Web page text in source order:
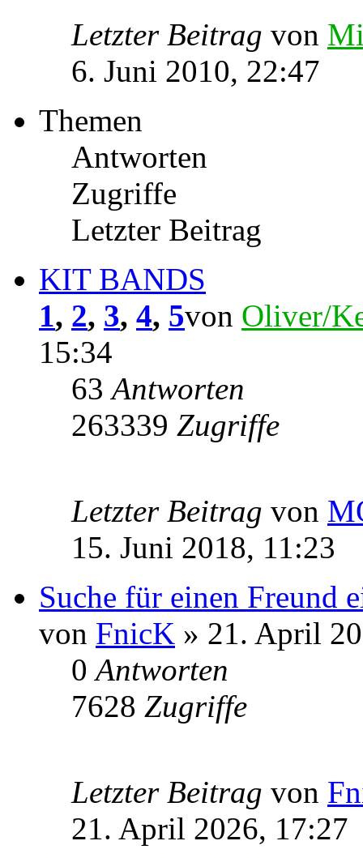
Letzter Beitrag von
6. Juni 2010, 22:47
Themen
Antworten
Zugriffe
Letzter Beitrag
KIT BANDS
1, 2, 3, 4, 5von Oliver/
15:34
63Antworten
263339 Zugriffe
Letzter Beitrag von
15. Juni 2018, 11:23
Suche für einen Freund
von FnicK » 21. April
0Antworten
7628 Zugriffe
Letzter Beitrag von
21. April 2026, 17:27